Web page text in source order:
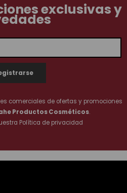
exclusivas y
comerciales de ofertas y promociones
Productos Cosméticos.
Política de privacidad